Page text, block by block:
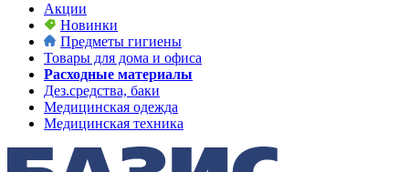
Акции
Новинки
Предметы гигиены
Товары для дома и офиса
Расходные материалы
Дез.средства, баки
Медицинская одежда
Медицинская техника